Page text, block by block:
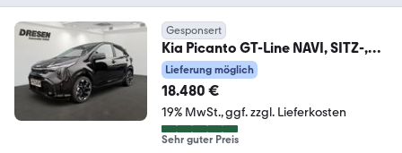
Gesponsert
Kia Picanto GT-Line NAVI, SITZ-,
LENKRADHEIZUNG, TEM
Lieferung möglich
18.480 €
19% MwSt. ggf. zzgl. Lieferkosten
Sehr guter Preis